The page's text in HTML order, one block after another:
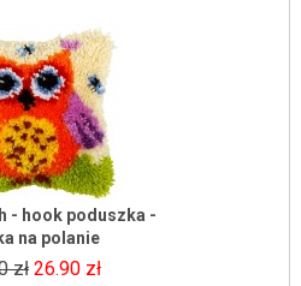
- hook poduszka -
na polanie
zł 26.90 zł